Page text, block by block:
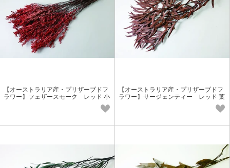
【オーストラリア産・プリザーブドフ
ラワー】フェザースモーク レッド 小
【オーストラリア産・プリザーブドフ
ラワー】サージェンティー レッド 葉